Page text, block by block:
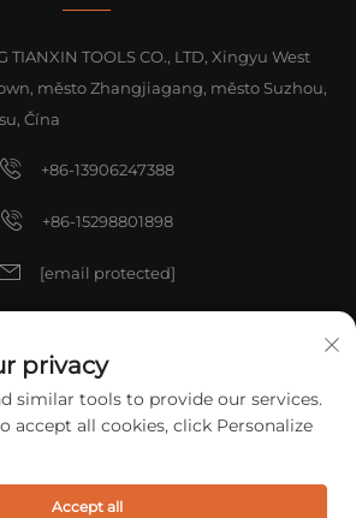
TIANXIN TOOLS CO., LTD, Xingyu West
město Zhangjiagang, město Suzhou,
Čína
+86-13906247388
+86-15298801898
[email protected]
© 2025 China ZHANGJIAGANG TIANXIN
ochrany soukromí
privacy
similar tools to provide our services.
accept all cookies, click Personalize
Accept all